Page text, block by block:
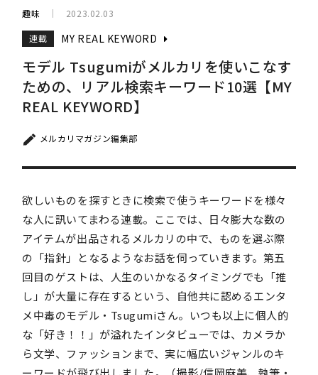
趣味 2023.02.03
連載 MY REAL KEYWORD
モデル Tsugumiがメルカリを使いこなす
ための、リアル検索キーワード10選【MY
REAL KEYWORD】
メルカリマガジン編集部
欲しいものを探すときに検索で使うキーワードを様々
な人に訊いてまわる連載。ここでは、日々膨大な数の
アイテムが出品されるメルカリの中で、ものを選ぶ際
の「指針」となるようなお話を伺っていきます。第五
回目のゲストは、人生のいかなるタイミングでも「推
し」が大量に存在するという、自他共に認めるエンタ
メ中毒のモデル・Tsugumiさん。いつも以上に個人的
な「好き！！」が溢れたインタビューでは、カメラか
ら文学、ファッションまで、実に幅広いジャンルのキ